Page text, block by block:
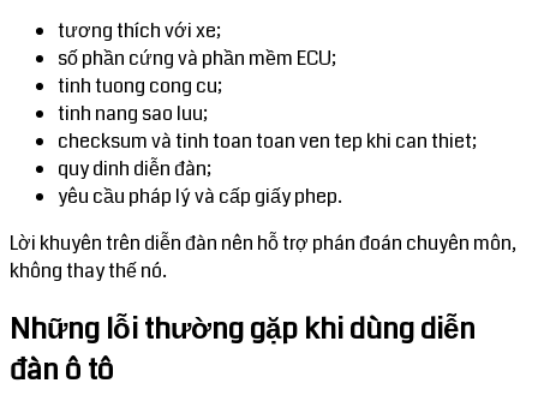
tương thích với xe;
số phần cứng và phần mềm ECU;
tinh tuong cong cu;
tinh nang sao luu;
checksum và tinh toan toan ven tep khi can thiet;
quy dinh diễn đàn;
yêu cầu pháp lý và cấp giấy phep.
Lời khuyên trên diễn đàn nên hỗ trợ phán đoán chuyên môn,
không thay thế nó.
Những lỗi thường gặp khi dùng diễn
đàn ô tô